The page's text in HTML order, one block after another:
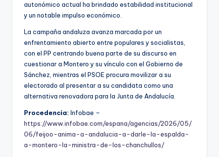
autonómico actual ha brindado estabilidad institucional
y un notable impulso económico.
La campaña andaluza avanza marcada por un
enfrentamiento abierto entre populares y socialistas,
con el PP centrando buena parte de su discurso en
cuestionar a Montero y su vínculo con el Gobierno de
Sánchez, mientras el PSOE procura movilizar a su
electorado al presentar a su candidata como una
alternativa renovadora para la Junta de Andalucía.
Procedencia: Infobae –
https://www.infobae.com/espana/agencias/2026/05/
06/feijoo-anima-a-andalucia-a-darle-la-espalda-
a-montero-la-ministra-de-los-chanchullos/